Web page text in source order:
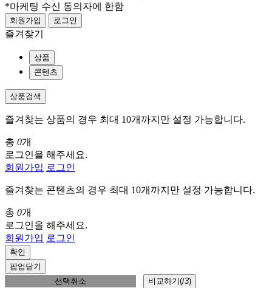
*마케팅 수신 동의자에 한함
회원가입 로그인
즐겨찾기
상품
콘텐츠
상품검색
즐겨찾는 상품의 경우 최대 10개까지만 설정 가능합니다.
총 0개
로그인을 해주세요.
회원가입 로그인
즐겨찾는 콘텐츠의 경우 최대 10개까지만 설정 가능합니다.
총 0개
로그인을 해주세요.
회원가입 로그인
확인
팝업닫기
선택취소
비교하기(/3)